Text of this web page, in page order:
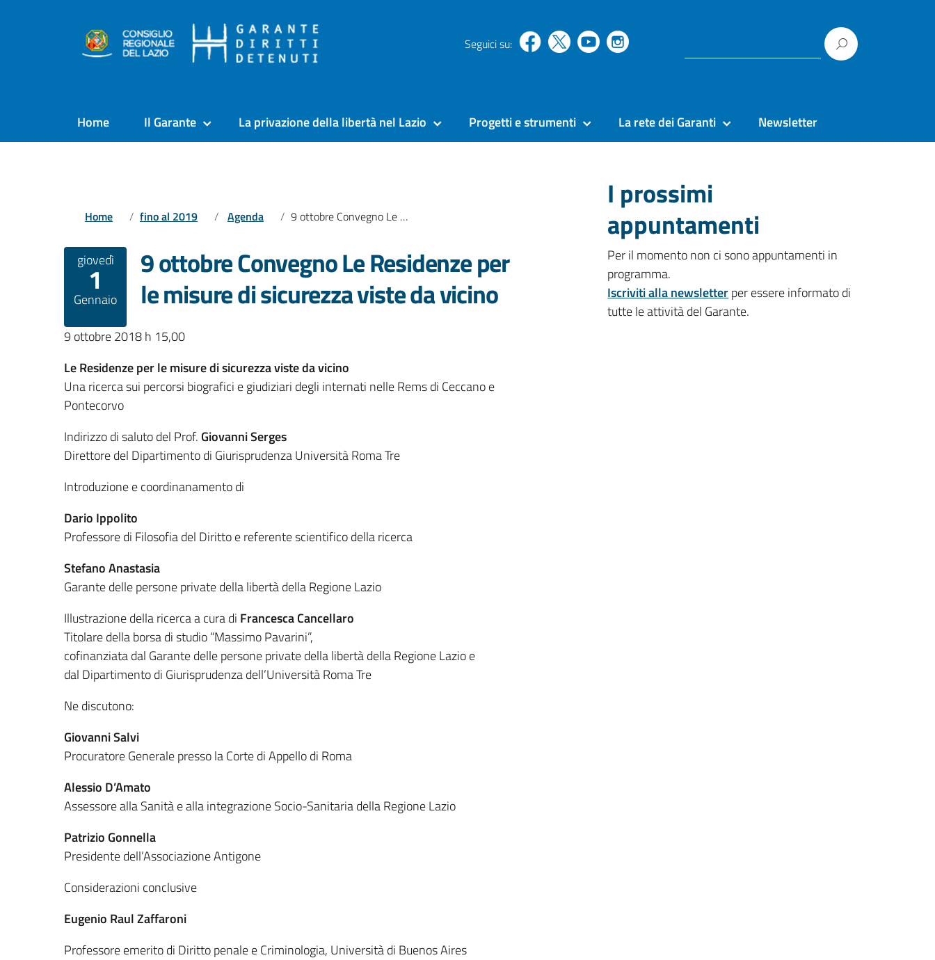
Seguici su:
Home Il Garante La privazione della libertà nel Lazio Progetti e strumenti La rete dei Garanti Newsletter
Home fino al 2019 Agenda 9 ottobre Convegno Le Residenze per le misure di sicurezza viste da vicino
giovedì
1
Gennaio
9 ottobre Convegno Le Residenze per
le misure di sicurezza viste da vicino
9 ottobre 2018 h 15,00
Le Residenze per le misure di sicurezza viste da vicino
Una ricerca sui percorsi biografici e giudiziari degli internati nelle Rems di Ceccano e
Pontecorvo
Indirizzo di saluto del Prof. Giovanni Serges
Direttore del Dipartimento di Giurisprudenza Università Roma Tre
Introduzione e coordinanamento di
Dario Ippolito
Professore di Filosofia del Diritto e referente scientifico della ricerca
Stefano Anastasia
Garante delle persone private della libertà della Regione Lazio
Illustrazione della ricerca a cura di Francesca Cancellaro
Titolare della borsa di studio “Massimo Pavarini”,
cofinanziata dal Garante delle persone private della libertà della Regione Lazio e
dal Dipartimento di Giurisprudenza dell’Università Roma Tre
Ne discutono:
Giovanni Salvi
Procuratore Generale presso la Corte di Appello di Roma
Alessio D’Amato
Assessore alla Sanità e alla integrazione Socio-Sanitaria della Regione Lazio
Patrizio Gonnella
Presidente dell’Associazione Antigone
Considerazioni conclusive
Eugenio Raul Zaffaroni
Professore emerito di Diritto penale e Criminologia, Università di Buenos Aires
I prossimi
appuntamenti
Per il momento non ci sono appuntamenti in
programma.
Iscriviti alla newsletterper essere informato di
tutte le attività del Garante.